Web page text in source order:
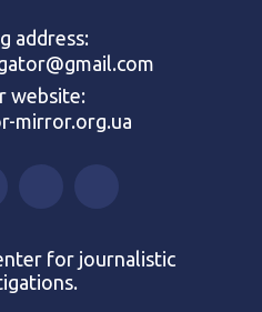
address:
website:
mirror.org.ua
for journalistic